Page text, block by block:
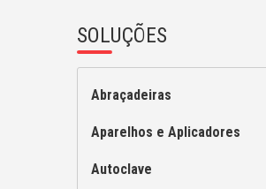
SOLUÇÕES
Abraçadeiras
Aparelhos e Aplicadores
Autoclave